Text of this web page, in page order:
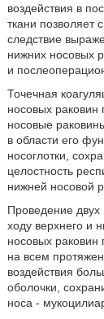
воздействия в
ткани позволяет
следствие
нижних носовых
и
Точечная
носовых
носовые
в области его
носоглотки,
целостность
нижней носовой
Проведение двух
ходу верхнего и
носовых раковин
на всем
воздействия
оболочки,
носа -